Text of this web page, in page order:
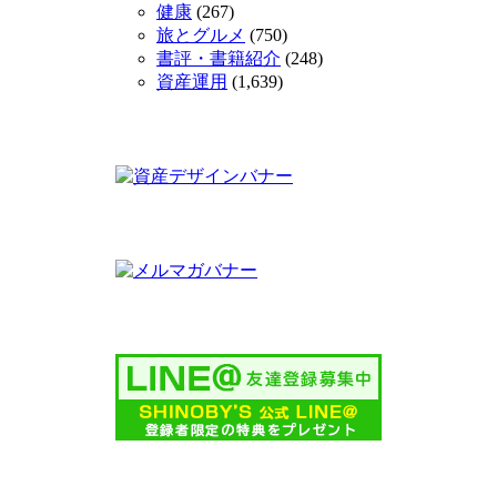
健康 (267)
旅とグルメ (750)
書評・書籍紹介 (248)
資産運用 (1,639)